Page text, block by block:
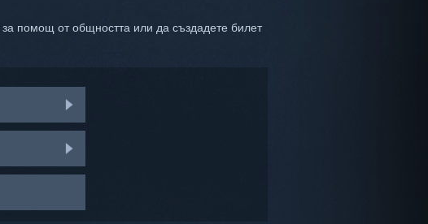
помощ от общността или да създадете билет